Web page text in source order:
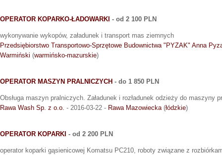
OPERATOR KOPARKO-ŁADOWARKI - od 2 100 PLN
wykonywanie wykopów, załadunek i transport mas ziemnych
Przedsiębiorstwo Transportowo-Sprzętowe Budownictwa "PYZAK" Anna
Warmiński (warmińsko-mazurskie)
OPERATOR MASZYN PRALNICZYCH - do 1 850 PLN
Obsługa maszyn pralniczych. Załadunek i rozładunek odzieży do maszyny
Rawa Wash Sp. z o.o. - 2016-03-22 - Rawa Mazowiecka(łódzkie)
OPERATOR KOPARKI - od 2 200 PLN
operator koparki gąsienicowej Komatsu PC210, roboty związane z